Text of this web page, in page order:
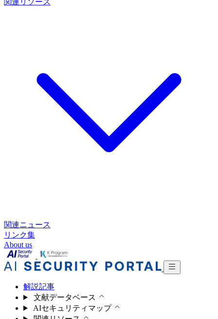
関連リソース
関連ニュース
リンク集
About us
解説記事
文献データベース
AIセキュリティマップ